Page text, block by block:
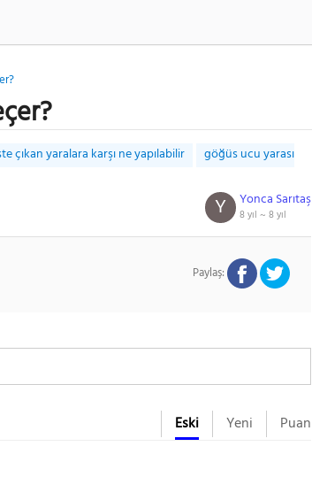
çıkan yaralara karşı ne yapılabilir
göğüs ucu yarası
Yonca Sarıtaş
8 yıl ~ 8 yıl
Y
Paylaş:
Eski Yeni Puan